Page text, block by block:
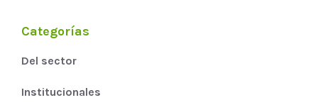
Categorías
Del sector
Institucionales